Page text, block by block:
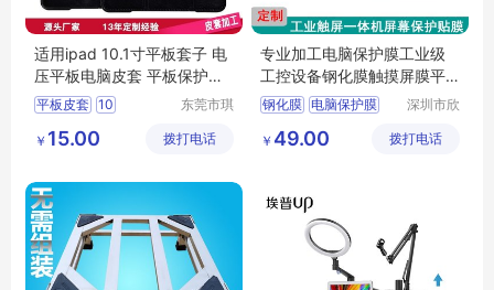
适用ipad 10.1寸平板套子 电
压平板电脑皮套 平板保护套
加工定制厂家
平板皮套 10
1寸平板皮套
东莞市琪
限公司
￥ 15.00 拨打电话
专业加工电脑保护膜工业级
工控设备钢化膜触摸屏膜平
板屏幕贴防爆
钢化膜 电脑保护膜
工控设备保护膜
深圳市欣
限公司
￥ 49.00 拨打电话